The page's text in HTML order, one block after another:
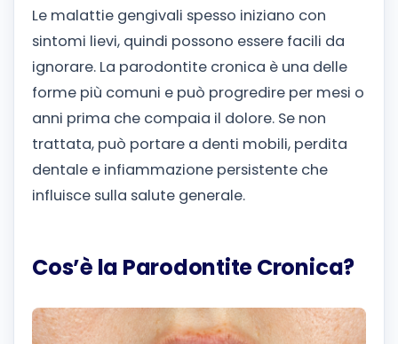
Le malattie gengivali spesso iniziano con
sintomi lievi, quindi possono essere facili da
ignorare. La parodontite cronica è una delle
forme più comuni e può progredire per mesi o
anni prima che compaia il dolore. Se non
trattata, può portare a denti mobili, perdita
dentale e infiammazione persistente che
influisce sulla salute generale.
Cos’è la Parodontite Cronica?